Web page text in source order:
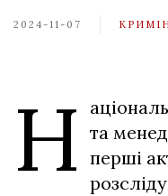
2024-11-07
Н та
перші